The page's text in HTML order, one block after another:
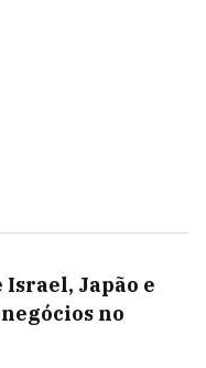
Japão e
no